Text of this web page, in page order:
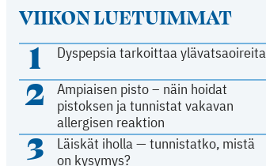
VIIKON LUETUIMMAT
1 Dyspepsia tarkoittaa ylävatsaoireita
2
Ampiaisen pisto – näin hoidat
pistoksen ja tunnistat vakavan
allergisen reaktion
3
Läiskät iholla — tunnistatko, mistä
on kysymys?